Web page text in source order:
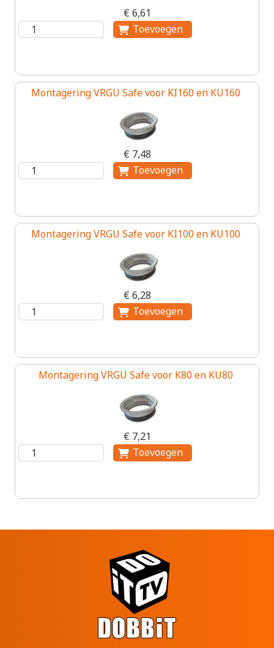
€ 6,61
Montagering VRGU Safe voor KI160 en KU160
€ 7,48
Montagering VRGU Safe voor KI100 en KU100
€ 6,28
Montagering VRGU Safe voor K80 en KU80
€ 7,21